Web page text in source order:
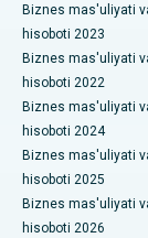
Kalkutta
shifoxona
CBD Belapur,
Panchavati,
Sekunderabad,
Seramika bilan
ERCP
Biznes mas'uliyati
hisoboti 2023
Biznes mas'uliyati
hisoboti 2022
Biznes mas'uliyati
hisoboti 2024
Biznes mas'uliyati
hisoboti 2025
Biznes mas'uliyati
hisoboti 2026